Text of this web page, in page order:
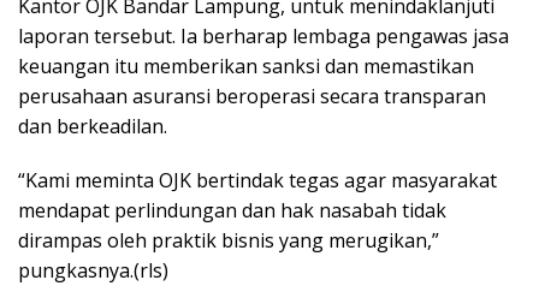
Kantor OJK Bandar Lampung, untuk menindaklanjuti
laporan tersebut. Ia berharap lembaga pengawas jasa
keuangan itu memberikan sanksi dan memastikan
perusahaan asuransi beroperasi secara transparan
dan berkeadilan.
“Kami meminta OJK bertindak tegas agar masyarakat
mendapat perlindungan dan hak nasabah tidak
dirampas oleh praktik bisnis yang merugikan,”
pungkasnya.(rls)